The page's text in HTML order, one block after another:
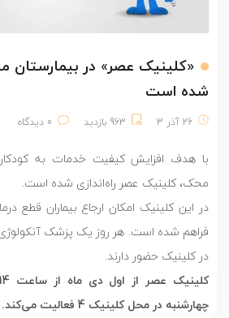
«کلینیک عصر» در بیمارستان
شده است
26 آذر 3 963 بازدید 0 دیدگاه
با هدف افزایش کیفیت خدمات به
محک، کلینیک عصر راه‌اندازی شده است.
در این کلینیک امکان ارجاع بیماران قطع
فراهم شده است. هر روز یک پزشک
در کلینیک حضور دارند.
چهارشنبه در محل کلینیک 4 فعالیت می‌کند.